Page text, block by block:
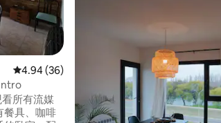
平均评分 4.94 分（满分 5 分），共 36 条评价
4.94 (36)
所有流媒